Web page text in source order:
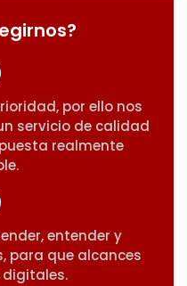
por ello nos
servicio de calidad
realmente
entender y
para que alcances